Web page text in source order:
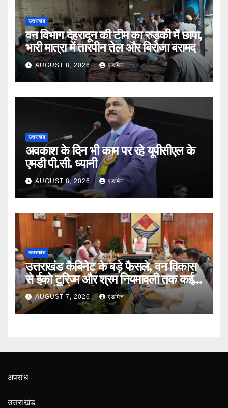
उत्तराखंड
वन विभाग देहरादून की टीम का रुड़की में छापा,
भारी मात्रा में तारपीन तेल और बिरोजा बरामद
AUGUST 8, 2026 एडमिन
उत्तराखंड
अवकाश के दिन भी काम पर रहे यूपीसीएल के
एमडी पी.सी. ध्यानी
AUGUST 8, 2026 एडमिन
उत्तराखंड
उत्तराखंड कैबिनेट के बड़े फैसले, वन विकास
से ईको टूरिज्म और श्रम नियमावली तक कई
प्रस्तावों को मंजूरी
AUGUST 7, 2026 एडमिन
अपराध
उत्तराखंड